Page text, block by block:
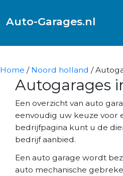
Auto-Garages.nl
Home / Noord holland /
Autogarages
Een overzicht van auto
eenvoudig uw keuze voor
bedrijfpagina kunt u de
bedrijf aanbied.
Een auto garage wordt
auto mechanische